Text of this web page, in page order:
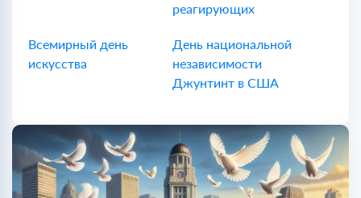
реагирующих
Всемирный день
искусства
День национальной
независимости
Джунтинт в США